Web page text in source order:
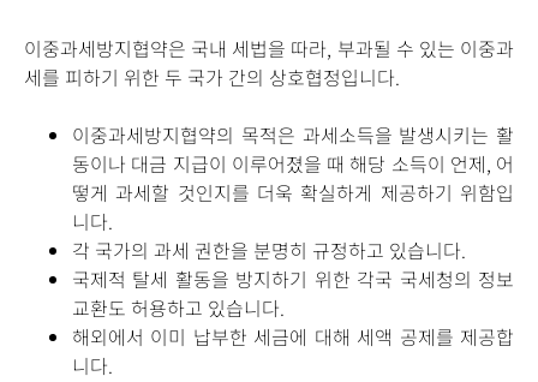
이중과세방지협약은 국내 세법을 따라, 부과될 수 있는 이중과
세를 피하기 위한 두 국가 간의 상호협정입니다.
이중과세방지협약의 목적은 과세소득을 발생시키는 활
동이나 대금 지급이 이루어졌을 때 해당 소득이 언제, 어
떻게 과세할 것인지를 더욱 확실하게 제공하기 위함입
니다.
각 국가의 과세 권한을 분명히 규정하고 있습니다.
국제적 탈세 활동을 방지하기 위한 각국 국세청의 정보
교환도 허용하고 있습니다.
해외에서 이미 납부한 세금에 대해 세액 공제를 제공합
니다.